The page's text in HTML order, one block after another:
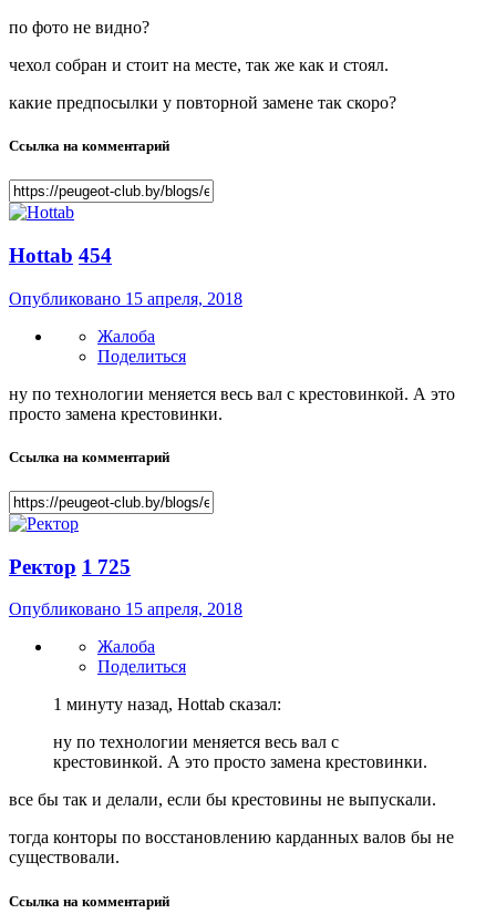
по фото не видно?
чехол собран и стоит на месте, так же как и стоял.
какие предпосылки у повторной замене так скоро?
Ссылка на комментарий
Hottab 454
Опубликовано 15 апреля, 2018
Жалоба
Поделиться
ну по технологии меняется весь вал с крестовинкой. А это
просто замена крестовинки.
Ссылка на комментарий
Ректор 1 725
Опубликовано 15 апреля, 2018
Жалоба
Поделиться
1 минуту назад, Hottab сказал:
ну по технологии меняется весь вал с
крестовинкой. А это просто замена крестовинки.
все бы так и делали, если бы крестовины не выпускали.
тогда конторы по восстановлению карданных валов бы не
существовали.
Ссылка на комментарий